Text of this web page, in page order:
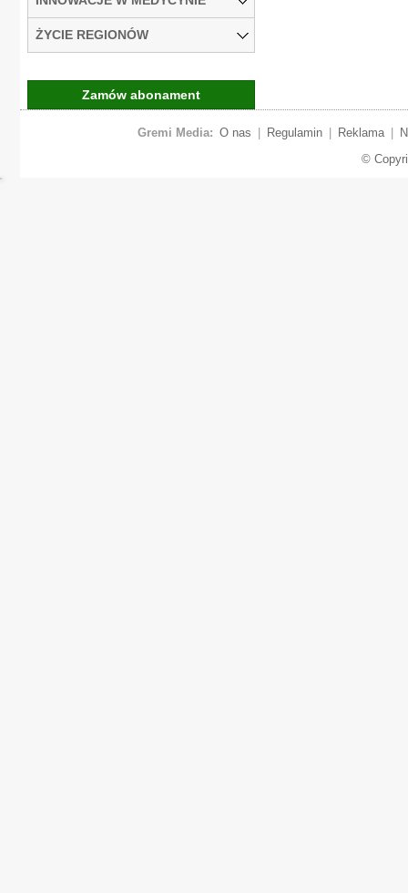
ŻYCIE REGIONÓW
Zamów abonament
Gremi Media: O nas Regulamin Reklama
©